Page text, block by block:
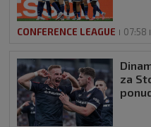
CONFERENCE LEAGUE 07:58
za